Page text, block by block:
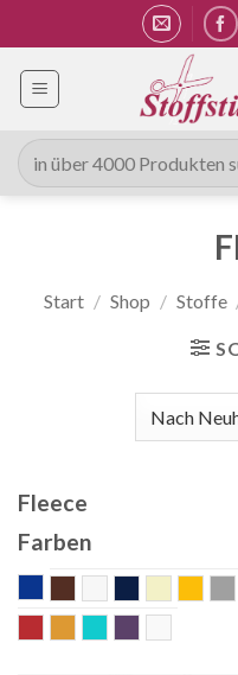
Inhalt
springen
Suche
nach:
Start / Shop / Stoffe
Fleece
Farben